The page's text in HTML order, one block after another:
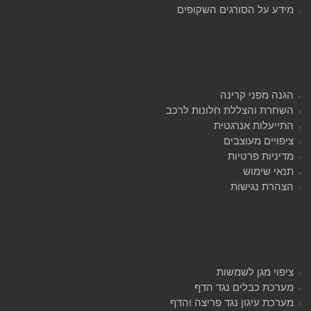
מידע על הסורגים השקופים
הגנה מפני קרינה
השחרת והצללת חלונות לרכב
התייעלות אנרגטית
ציפויים מעוצבים
מדיניות פרטיות
תנאי שימוש
הצהרת נגישות
ציפוי מגן לשמשות
מערכת כבלים נגד הדף
מערכת עיגון נגד פריצה והדף